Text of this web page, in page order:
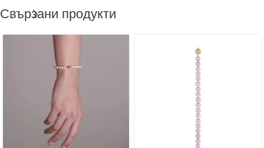
Свързани продукти